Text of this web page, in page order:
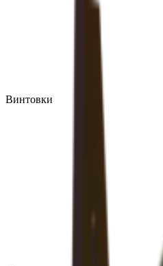
Винтовки